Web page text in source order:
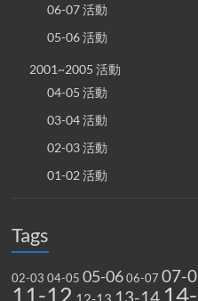
06-07 活動
05-06 活動
2001~2005 活動
04-05 活動
03-04 活動
02-03 活動
01-02 活動
Tags
02-03 04-05 05-06 06-07 07-
11-12